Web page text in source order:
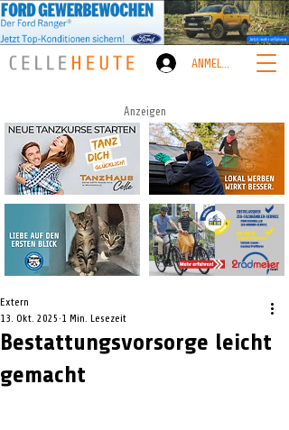
ANMELDEN
Anzeigen
Bestattungsvorsorge leicht
gemacht
Extern
13. Okt. 2025 1 Min. Lesezeit